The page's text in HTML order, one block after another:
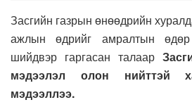
Засгийн газрын өнөөдрийн
ажлын өдрийг амралтын
шийдвэр гаргасан талаар
мэдээлэл олон нийттэй
мэдээллээ.